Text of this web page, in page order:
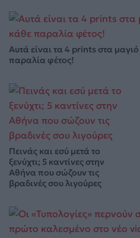
Αυτά είναι τα 4 prints στα
παραλία φέτος!
Πεινάς και εσύ μετά το
ξενύχτι; 5 καντίνες στην
Αθήνα που σώζουν τις
βραδινές σου λιγούρες